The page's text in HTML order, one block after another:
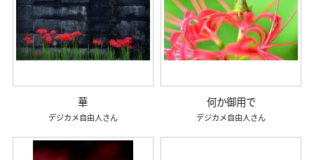
華
デジカメ自由人
何か御用で
デジカメ自由人